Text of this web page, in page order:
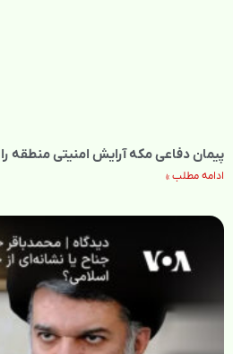
پیمان دفاعی مکه آرایش امنیتی منطقه
ادامه مطلب »